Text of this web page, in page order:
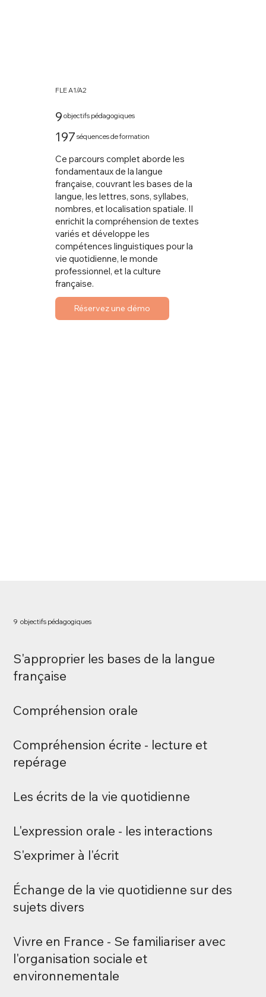
FLE A1/A2
9 objectifs pédagogiques
197 séquences de formation
Ce parcours complet aborde les
fondamentaux de la langue
française, couvrant les bases de la
langue, les lettres, sons, syllabes,
nombres, et localisation spatiale. Il
enrichit la compréhension de textes
variés et développe les
compétences linguistiques pour la
vie quotidienne, le monde
professionnel, et la culture
française.
Réservez une démo
S'approprier les bases de la langue
française
Compréhension orale
Compréhension écrite - lecture et
repérage
Les écrits de la vie quotidienne
L'expression orale - les interactions
S'exprimer à l'écrit
Échange de la vie quotidienne sur des
sujets divers
Vivre en France - Se familiariser avec
l'organisation sociale et
environnementale
9 objectifs pédagogiques